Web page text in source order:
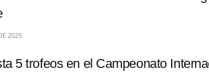
2025
5 trofeos en el Campeonato